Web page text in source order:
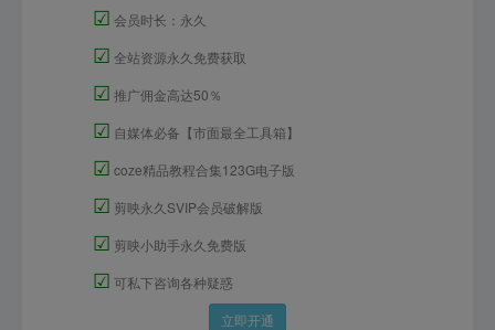
☑ 会员时长：永久
☑ 全站资源永久免费获取
☑ 推广佣金高达50％
☑ 自媒体必备【市面最全工具箱】
☑ coze精品教程合集123G电子版
☑ 剪映永久SVIP会员破解版
☑ 剪映小助手永久免费版
☑ 可私下咨询各种疑惑
立即开通